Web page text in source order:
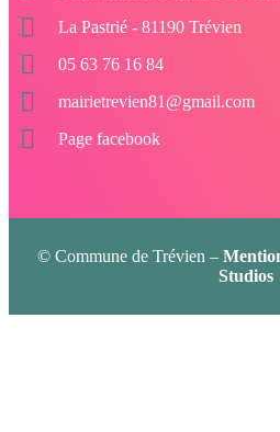
La Pastrié - 81190 Trévien
05 63 76 16 84
mairietrevien81@gmail.com
Page facebook
© Commune de Trévien –
Studios